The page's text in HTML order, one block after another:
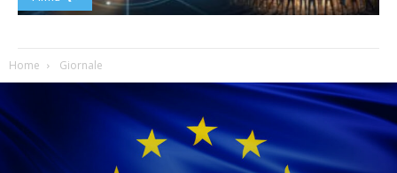
Home Giornale